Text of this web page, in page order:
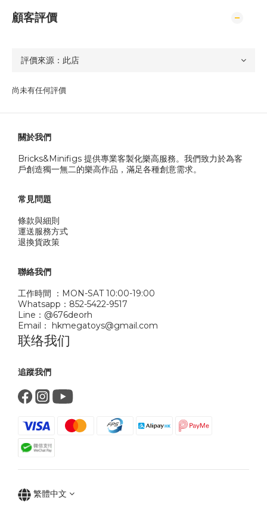
顧客評價
尚未有任何評價
關於我們
Bricks&Minifigs 提供專業客製化樂高服務。我們致力於為客
戶創造獨一無二的樂高作品，滿足各種創意需求。
常見問題
條款與細則
運送服務方式
退換貨政策
聯絡我們
工作時間 ：MON-SAT 10:00-19:00
Whatsapp：852-5422-9517
Line：@676deorh
Email： hkmegatoys@gmail.com
联络我们
追蹤我們
繁體中文